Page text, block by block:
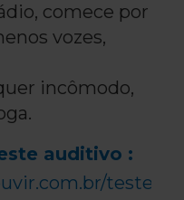
comece por
vozes,
incômodo,
auditivo :
teste-